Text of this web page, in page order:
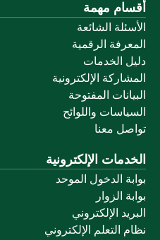
أقسام مهمة
الأسئلة الشائعة
المعرفة الرقمية
دليل الخدمات
المشاركة الإلكترونية
البيانات المفتوحة
السياسات واللوائح
تواصل معنا
الخدمات الإلكترونية
بوابة الدخول الموحد
بوابة الزوار
البريد الإلكتروني
نظام التعلم الإلكتروني